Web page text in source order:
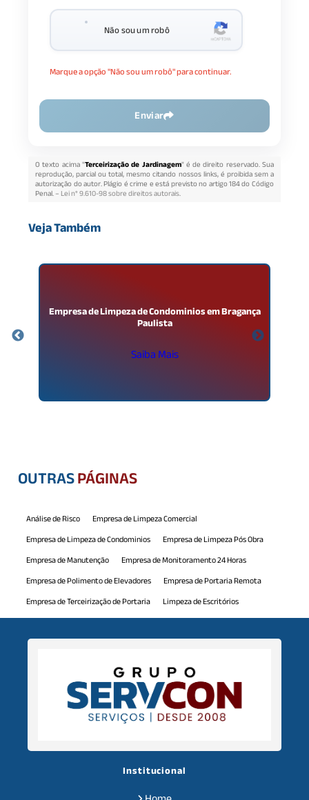
Não sou um robô
Marque a opção "Não sou um robô" para continuar.
Enviar
O texto acima "Terceirização de Jardinagem" é de direito reservado. Sua
reprodução, parcial ou total, mesmo citando nossos links, é proibida sem a
autorização do autor. Plágio é crime e está previsto no artigo 184 do Código
Penal. –Lei n° 9.610-98 sobre direitos autorais.
Veja Também
Empresa de Limpeza de Condominios em Bragança
Paulista
Saiba Mais
OUTRASPÁGINAS
Análise de Risco
Empresa de Limpeza Comercial
Empresa de Limpeza de Condominios
Empresa de Limpeza Pós Obra
Empresa de Manutenção
Empresa de Monitoramento 24 Horas
Empresa de Polimento de Elevadores
Empresa de Portaria Remota
Empresa de Terceirização de Portaria
Limpeza de Escritórios
Limpeza de Piscina
Manutenção Comercial
Manutenção Predial
Monitoramento 24h
Mão de Obra Terceirizada
Portaria Virtual
Serviço de Jardinagem
Serviço de Monitoramento 24 Horas
Serviço de Portaria de Condominio
Serviço de Recepcionista
Serviços de Auxiliar de Limpeza
Serviços de Auxiliar de Serviços Gerais
Serviços de Limpeza Predial
Serviços de Terceirização
Institucional